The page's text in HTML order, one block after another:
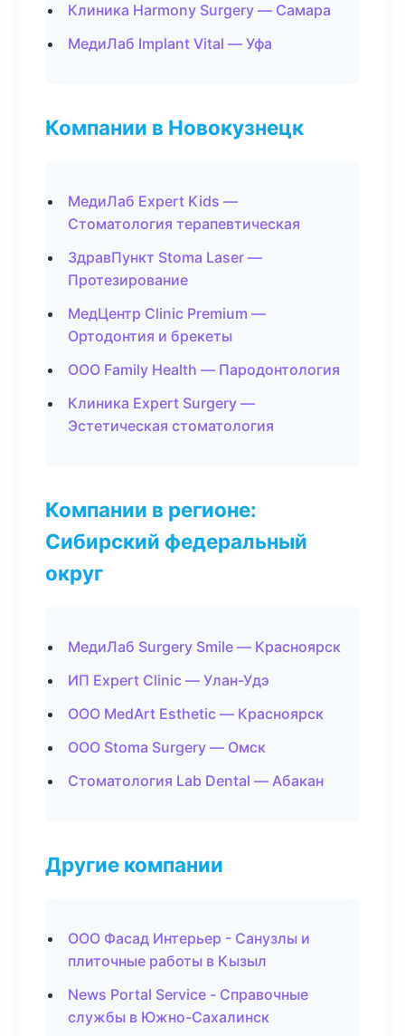
Клиника Harmony Surgery — Самара
МедиЛаб Implant Vital — Уфа
Компании в Новокузнецк
МедиЛаб Expert Kids —
Стоматология терапевтическая
ЗдравПункт Stoma Laser —
Протезирование
МедЦентр Clinic Premium —
Ортодонтия и брекеты
ООО Family Health — Пародонтология
Клиника Expert Surgery —
Эстетическая стоматология
Компании в регионе:
Сибирский федеральный
округ
МедиЛаб Surgery Smile — Красноярск
ИП Expert Clinic — Улан-Удэ
ООО MedArt Esthetic — Красноярск
ООО Stoma Surgery — Омск
Стоматология Lab Dental — Абакан
Другие компании
ООО Фасад Интерьер - Санузлы и
плиточные работы в Кызыл
News Portal Service - Справочные
службы в Южно-Сахалинск